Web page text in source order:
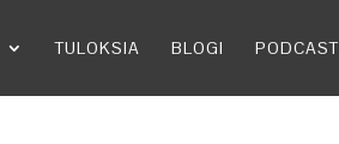
TULOKSIA BLOGI PODCAST